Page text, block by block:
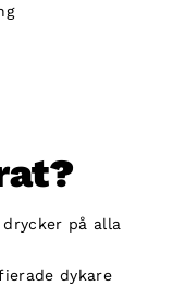
på alla
dykare